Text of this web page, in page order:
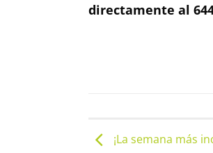
directamente al 644
¡La semana más